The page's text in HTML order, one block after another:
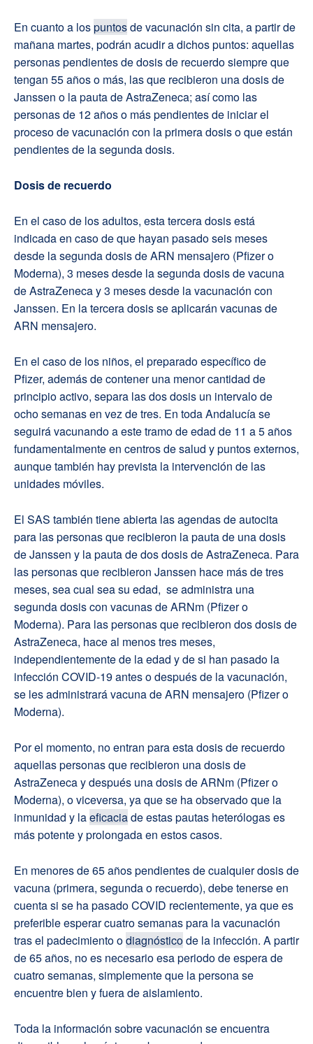
En cuanto a lospuntosde vacunación sin cita, a partir de
mañana martes, podrán acudir a dichos puntos: aquellas
personas pendientes de dosis de recuerdo siempre que
tengan 55 años o más, las que recibieron una dosis de
Janssen o la pauta de AstraZeneca; así como las
personas de 12 años o más pendientes de iniciar el
proceso de vacunación con la primera dosis o que están
pendientes de la segunda dosis.
Dosis de recuerdo
En el caso de los adultos, esta tercera dosis está
indicada en caso de que hayan pasado seis meses
desde la segunda dosis de ARN mensajero (Pfizer o
Moderna), 3 meses desde la segunda dosis de vacuna
de AstraZeneca y 3 meses desde la vacunación con
Janssen. En la tercera dosis se aplicarán vacunas de
ARN mensajero.
En el caso de los niños, el preparado específico de
Pfizer, además de contener una menor cantidad de
principio activo, separa las dos dosis un intervalo de
ocho semanas en vez de tres. En toda Andalucía se
seguirá vacunando a este tramo de edad de 11 a 5 años
fundamentalmente en centros de salud y puntos externos,
aunque también hay prevista la intervención de las
unidades móviles.
El SAS también tiene abierta las agendas de autocita
para las personas que recibieron la pauta de una dosis
de Janssen y la pauta de dos dosis de AstraZeneca. Para
las personas que recibieron Janssen hace más de tres
meses, sea cual sea su edad, se administra una
segunda dosis con vacunas de ARNm (Pfizer o
Moderna). Para las personas que recibieron dos dosis de
AstraZeneca, hace al menos tres meses,
independientemente de la edad y de si han pasado la
infección COVID-19 antes o después de la vacunación,
se les administrará vacuna de ARN mensajero (Pfizer o
Moderna).
Por el momento, no entran para esta dosis de recuerdo
aquellas personas que recibieron una dosis de
AstraZeneca y después una dosis de ARNm (Pfizer o
Moderna), o viceversa, ya que se ha observado que la
inmunidad y laeficaciade estas pautas heterólogas es
más potente y prolongada en estos casos.
En menores de 65 años pendientes de cualquier dosis de
vacuna (primera, segunda o recuerdo), debe tenerse en
cuenta si se ha pasado COVID recientemente, ya que es
preferible esperar cuatro semanas para la vacunación
tras el padecimiento odiagnósticode la infección. A partir
de 65 años, no es necesario esa periodo de espera de
cuatro semanas, simplemente que la persona se
encuentre bien y fuera de aislamiento.
Toda la información sobre vacunación se encuentra